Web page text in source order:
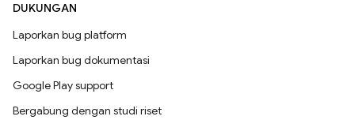
DUKUNGAN
Laporkan bug platform
Laporkan bug dokumentasi
Google Play support
Bergabung dengan studi riset